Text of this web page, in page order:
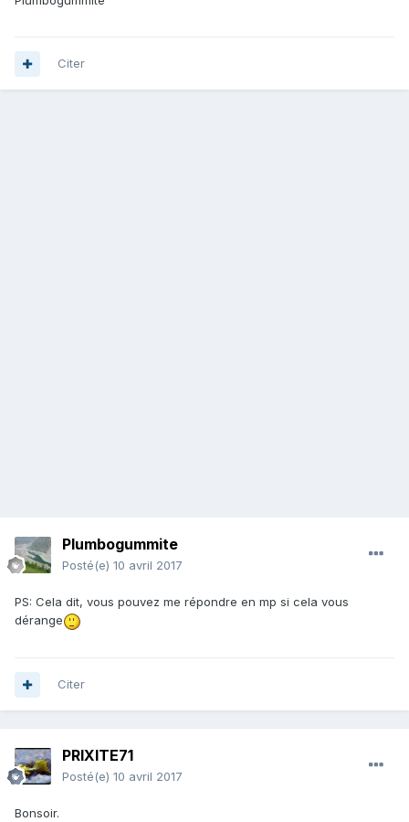
Citer
Plumbogummite
Posté(e) 10 avril 2017
PS: Cela dit, vous pouvez me répondre en mp si cela vous
dérange
Citer
PRIXITE71
Posté(e) 10 avril 2017
Bonsoir.